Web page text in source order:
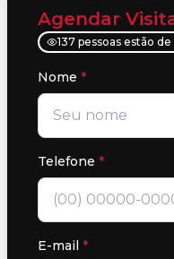
Agendar
137 pessoas estão
Nome *
Telefone *
E-mail *